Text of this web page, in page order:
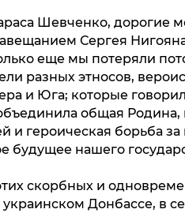
Шевченко, дорогие
Сергея
еще мы потеряли
разных этносов,
и Юга; которые
общая
и героическая борьба
будущее нашего
скорбных и
Донбассе, в